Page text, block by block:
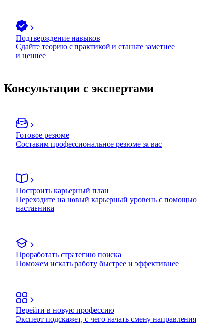
Подтверждение навыков
Сдайте теорию с практикой и станьте заметнее
и ценнее
Консультации с экспертами
Готовое резюме
Составим профессиональное резюме за вас
Построить карьерный план
Переходите на новый карьерный уровень с помощью
наставника
Проработать стратегию поиска
Поможем искать работу быстрее и эффективнее
Перейти в новую профессию
Эксперт подскажет, с чего начать смену направления